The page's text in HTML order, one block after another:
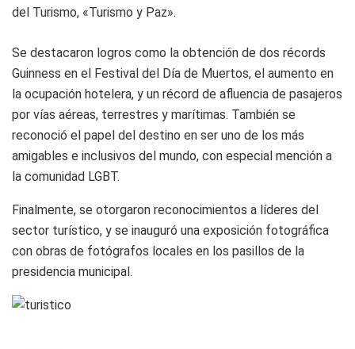
del Turismo, «Turismo y Paz».
Se destacaron logros como la obtención de dos récords
Guinness en el Festival del Día de Muertos, el aumento en
la ocupación hotelera, y un récord de afluencia de pasajeros
por vías aéreas, terrestres y marítimas. También se
reconoció el papel del destino en ser uno de los más
amigables e inclusivos del mundo, con especial mención a
la comunidad LGBT.
Finalmente, se otorgaron reconocimientos a líderes del
sector turístico, y se inauguró una exposición fotográfica
con obras de fotógrafos locales en los pasillos de la
presidencia municipal.